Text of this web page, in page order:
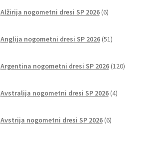
Alžirija nogometni dresi SP 2026 6izdelkov
Anglija nogometni dresi SP 2026 51izdelkov
Argentina nogometni dresi SP 2026 120izdelkov
Avstralija nogometni dresi SP 2026 4izdelki
Avstrija nogometni dresi SP 2026 6izdelkov